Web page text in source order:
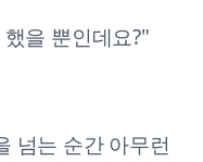
을 뿐인데요?"
넘는 순간 아무런